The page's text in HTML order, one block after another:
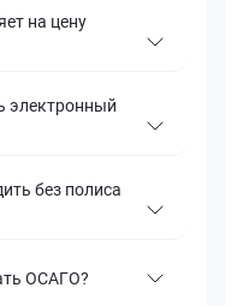
на цену
электронный
без полиса
ОСАГО?